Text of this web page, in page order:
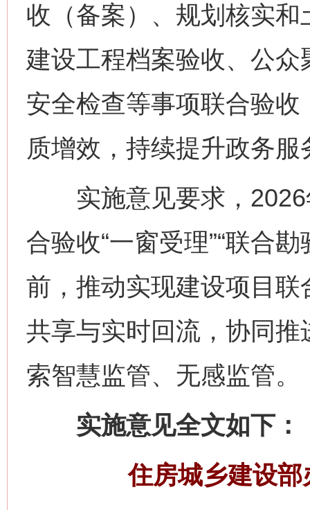
收（备案）、规划核实
建设工程档案验收、公
安全检查等事项联合验
质增效，持续提升政务
实施意见要求，2026
合验收“一窗受理”“联合
前，推动实现建设项目
共享与实时回流，协同
索智慧监管、无感监管。
实施意见全文如下：
住房城乡建设